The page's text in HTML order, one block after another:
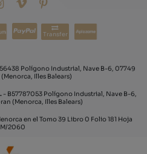
Transfer
Polígono Industrial, Nave B-6, 07749
Illes Balears)
- B57787053 Polígono Industrial, Nave B-6,
(Menorca, Illes Balears)
en el Tomo 39 Libro 0 Folio 181 Hoja
2060